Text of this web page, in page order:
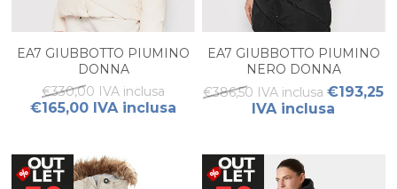
EA7 GIUBBOTTO PIUMINO
DONNA
€330,00 IVA inclusa
€165,00 IVA inclusa
EA7 GIUBBOTTO PIUMINO
NERO DONNA
€386,50 IVA inclusa €193,25
IVA inclusa